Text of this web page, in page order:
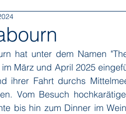
Aurora Expeditions
Regent Seven Seas Cruises
hat unter dem Namen
im März und April 2025
ihrer Fahrt durchs
Vom Besuch
bis hin zum Dinner im